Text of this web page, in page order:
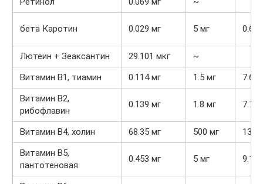
бета Каротин 0.029 мг 5 мг 0.6%
Лютеин + Зеаксантин 29.101 мкг
~
Витамин В1, тиамин
0.114 мг 1.5 мг
7.6%
Витамин В2,
рибофлавин
0.139 мг 1.8 мг 7.7%
Витамин В4, холин 68.35 мг 500 мг
Витамин В5,
пантотеновая
0.453 мг 5 мг 9.1%